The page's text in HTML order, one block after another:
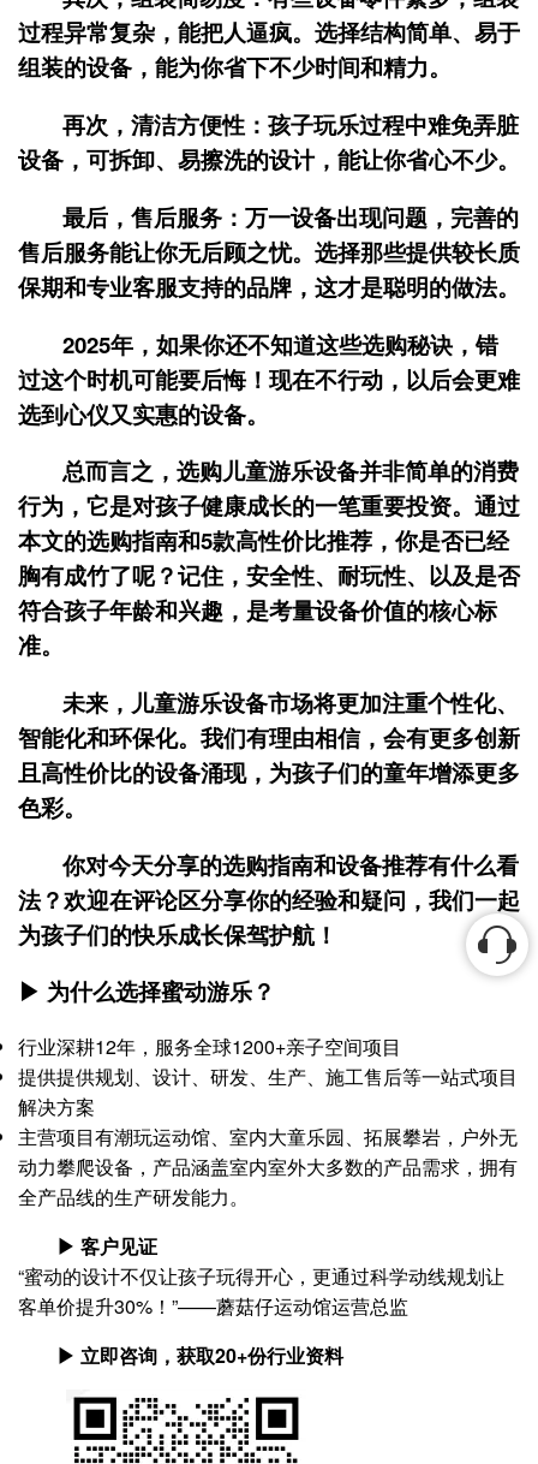
过程异常复杂，能把人逼疯。选择结构简单、易于
组装的设备，能为你省下不少时间和精力。
再次，清洁方便性 ：孩子玩乐过程中难免弄脏
设备，可拆卸、易擦洗的设计，能让你省心不少。
最后，售后服务 ：万一设备出现问题，完善的
售后服务能让你无后顾之忧。选择那些提供较长质
保期和专业客服支持的品牌，这才是聪明的做法。
2025年，如果你还不知道这些选购秘诀，错
过这个时机可能要后悔！现在不行动，以后会更难
选到心仪又实惠的设备。
总而言之，选购儿童游乐设备并非简单的消费
行为，它是对孩子健康成长的一笔重要投资。通过
本文的选购指南和5款高性价比推荐，你是否已经
胸有成竹了呢？记住，安全性、耐玩性、以及是否
符合孩子年龄和兴趣，是考量设备价值的核心标
准。
未来，儿童游乐设备市场将更加注重个性化、
智能化和环保化。我们有理由相信，会有更多创新
且高性价比的设备涌现，为孩子们的童年增添更多
色彩。
你对今天分享的选购指南和设备推荐有什么看
法？欢迎在评论区分享你的经验和疑问，我们一起
为孩子们的快乐成长保驾护航！
▶ 为什么选择蜜动游乐？
行业深耕12年，服务全球1200+亲子空间项目
提供提供规划、设计、研发、生产、施工售后等一站式项目
解决方案
主营项目有潮玩运动馆、室内大童乐园、拓展攀岩，户外无
动力攀爬设备，产品涵盖室内室外大多数的产品需求，拥有
全产品线的生产研发能力。
▶ 客户见证
“蜜动的设计不仅让孩子玩得开心，更通过科学动线规划让
客单价提升30%！”——蘑菇仔运动馆运营总监
▶ 立即咨询，获取20+份行业资料